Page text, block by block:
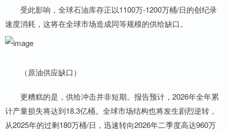
受此影响，全球石油库存正以1100万-1200万桶/日的创纪录
速度消耗，这将在全球市场造成同等规模的供给缺口。
（原油供应缺口）
更糟糕的是，供给冲击并非短期。报告预计，2026年全年累
计产量损失将达到18.3亿桶。全球市场结构也将发生剧烈逆转，
从2025年的过剩180万桶/日，迅速转向2026年二季度高达960万